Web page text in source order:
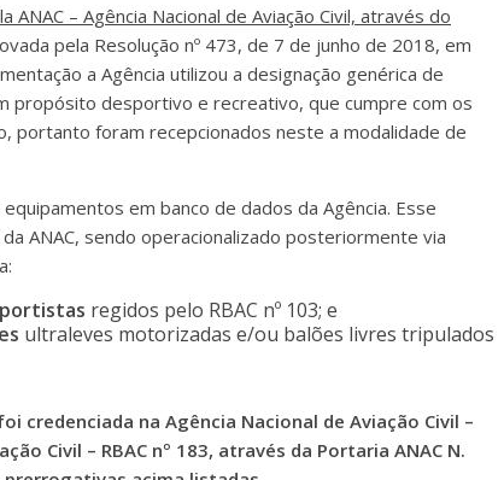
– Agência Nacional de Aviação Civil, através do
pela Resolução nº 473, de 7 de junho de 2018, em
a Agência utilizou a designação genérica de
propósito desportivo e recreativo, que cumpre com os
portanto foram recepcionados neste a modalidade de
em banco de dados da Agência. Esse
ANAC, sendo operacionalizado posteriormente via
regidos pelo RBAC nº 103; e
ultraleves motorizadas e/ou balões livres tripulados
credenciada na Agência Nacional de Aviação Civil –
Civil – RBAC nº 183, através da Portaria ANAC N.